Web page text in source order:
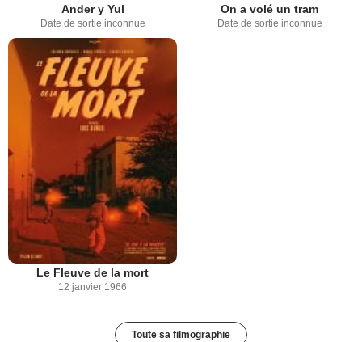
Ander y Yul
Date de sortie inconnue
On a volé un tram
Date de sortie inconnue
Le Fleuve de la mort
12 janvier 1966
Toute sa filmographie